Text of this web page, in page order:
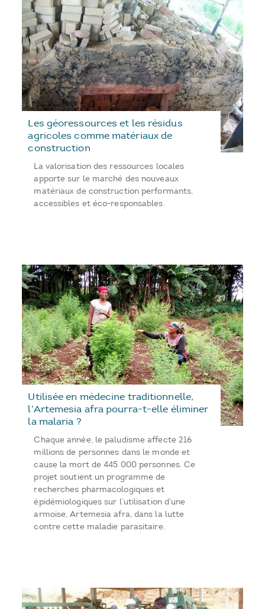
Les géoressources et les résidus
agricoles comme matériaux de
construction
La valorisation des ressources locales
apporte sur le marché des nouveaux
matériaux de construction performants,
accessibles et éco-responsables.
Utilisée en médecine traditionnelle,
l’Artemesia afra pourra-t-elle éliminer
la malaria ?
Chaque année, le paludisme affecte 216
millions de personnes dans le monde et
cause la mort de 445 000 personnes. Ce
projet soutient un programme de
recherches pharmacologiques et
épidémiologiques sur l’utilisation d’une
armoise, Artemesia afra, dans la lutte
contre cette maladie parasitaire.